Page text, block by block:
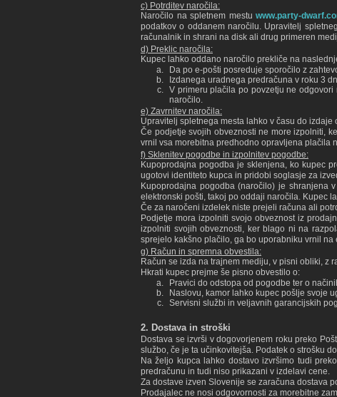
c) Potrditev naročila:
Naročilo na spletnem mestuwww.party-
podatkov o oddanem naročilu. Upravitelj
računalnik in shrani na disk ali drug primeren
d) Preklic naročila:
Kupec lahko oddano naročilo prekliče na
Da po e-pošti posreduje sporočilo z
Izdanega uradnega predračuna v roku 3
V primeru plačila po povzetju ne
naročilo.
e) Zavrnitev naročila:
Upravitelj spletnega mesta lahko v času do
Če podjetje svojih obveznosti ne more izpolniti,
vrnil vsa morebitna predhodno opravljena plačila
f) Sklenitev pogodbe in izpolnitev pogodbe:
Kupoprodajna pogodba je sklenjena, ko kupec
ugotovi identiteto kupca in pridobi soglasje za
Kupoprodajna pogodba (naročilo) je shranjena
elektronski pošti, takoj po oddaji naročila. Kupec
Če za naročeni izdelek niste prejeli računa ali
Podjetje mora izpolniti svojo obveznost iz
izpolniti svojih obveznosti, ker blago ni na
sprejelo kakšno plačilo, ga bo uporabniku vrnil
g) Račun in spremna obvestila:
Račun se izda na trajnem mediju, v pisni obliki, z
Hkrati kupec prejme še pisno obvestilo o:
Pravici do odstopa od pogodbe ter o
Naslovu, kamor lahko kupec pošlje svoje
Servisni službi in veljavnih garancijskih
2. Dostava in stroški
Dostava se izvrši v dogovorjenem roku preko
službo, če je ta učinkovitejša. Podatek o strošku
Na željo kupca lahko dostavo izvršimo tudi
predračunu in tudi niso prikazani v izdelavi cene.
Za dostave izven Slovenije se zaračuna dostava
Prodajalec ne nosi odgovornosti za morebitne